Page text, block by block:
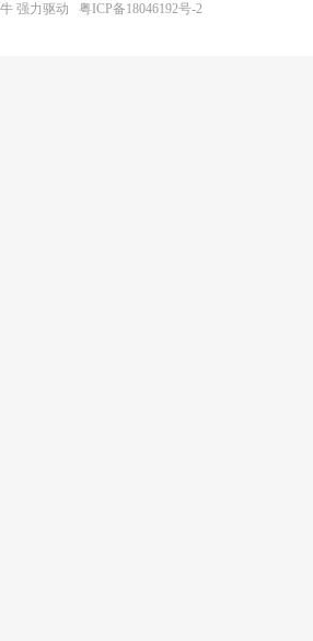
强力驱动 粤ICP备18046192号-2